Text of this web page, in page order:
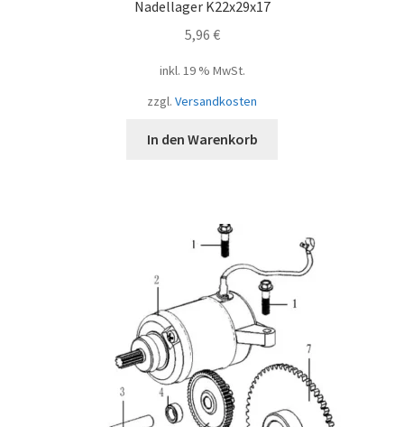
Nadellager K22x29x17
5,96 €
inkl. 19 % MwSt.
zzgl. Versandkosten
In den Warenkorb